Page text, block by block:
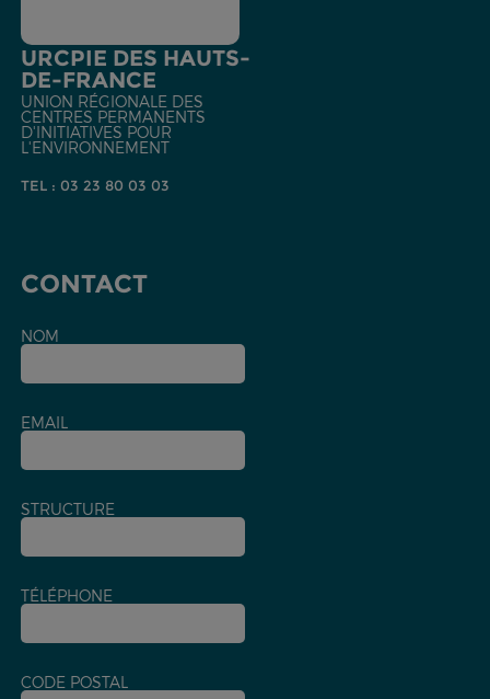
URCPIE DES HAUTS-
DE-FRANCE
UNION RÉGIONALE DES
CENTRES PERMANENTS
D'INITIATIVES POUR
L'ENVIRONNEMENT
TEL : 03 23 80 03 03
CONTACT
NOM
EMAIL
STRUCTURE
TÉLÉPHONE
CODE POSTAL